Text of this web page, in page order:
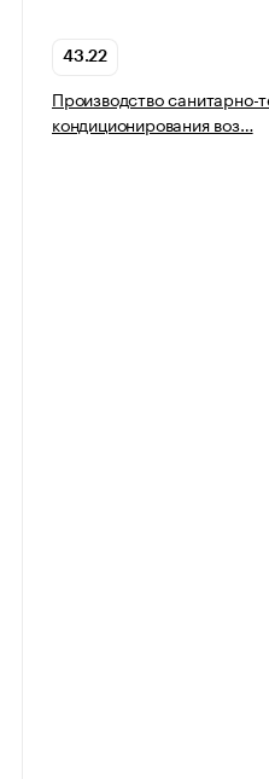
43.22
Производство санитарно-
кондиционирования воз…